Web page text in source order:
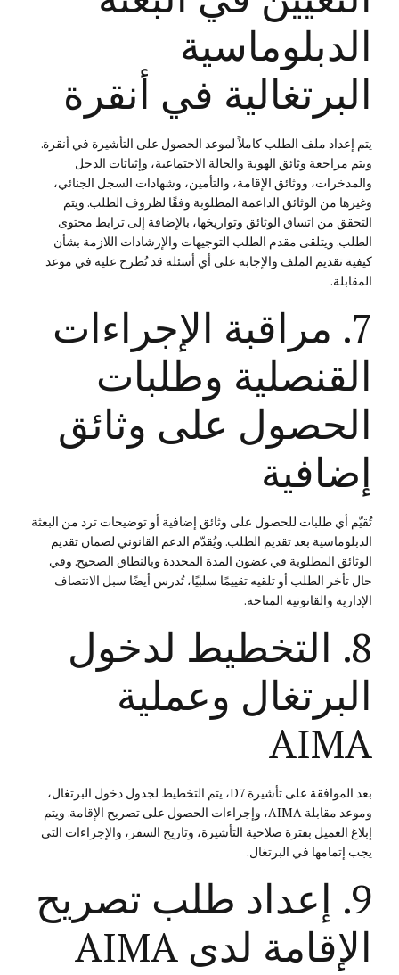
الدبلوماسية
البرتغالية في أنقرة
يتم إعداد ملف الطلب كاملاً لموعد الحصول على التأشيرة في أنقرة.
ويتم مراجعة وثائق الهوية والحالة الاجتماعية، وإثباتات الدخل
والمدخرات، ووثائق الإقامة، والتأمين، وشهادات السجل الجنائي،
وغيرها من الوثائق الداعمة المطلوبة وفقًا لظروف الطلب. ويتم
التحقق من اتساق الوثائق وتواريخها، بالإضافة إلى ترابط محتوى
الطلب. ويتلقى مقدم الطلب التوجيهات والإرشادات اللازمة بشأن
كيفية تقديم الملف والإجابة على أي أسئلة قد تُطرح عليه في موعد
المقابلة.
7. مراقبة الإجراءات
القنصلية وطلبات
الحصول على وثائق
إضافية
تُقيّم أي طلبات للحصول على وثائق إضافية أو توضيحات ترد من البعثة
الدبلوماسية بعد تقديم الطلب. ويُقدّم الدعم القانوني لضمان تقديم
الوثائق المطلوبة في غضون المدة المحددة وبالنطاق الصحيح. وفي
حال تأخر الطلب أو تلقيه تقييمًا سلبيًا، تُدرس أيضًا سبل الانتصاف
الإدارية والقانونية المتاحة.
8. التخطيط لدخول
البرتغال وعملية
AIMA
بعد الموافقة على تأشيرة D7، يتم التخطيط لجدول دخول البرتغال،
وموعد مقابلة AIMA، وإجراءات الحصول على تصريح الإقامة. ويتم
إبلاغ العميل بفترة صلاحية التأشيرة، وتاريخ السفر، والإجراءات التي
يجب إتمامها في البرتغال.
9. إعداد طلب تصريح
الإقامة لدى AIMA